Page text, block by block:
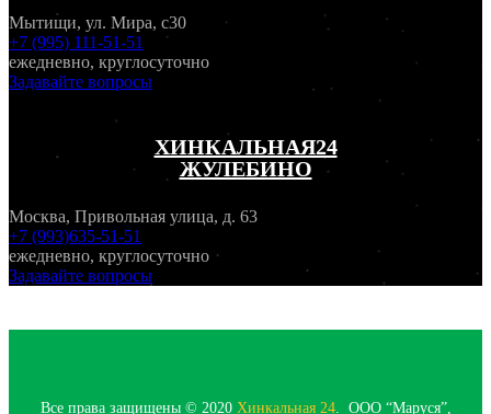
Мытищи, ул. Мира, с30
+7 (995) 111-51-51
ежедневно, круглосуточно
Задавайте вопросы
ХИНКАЛЬНАЯ24
ЖУЛЕБИНО
Москва, Привольная улица, д. 63
+7 (993)635-51-51
ежедневно, круглосуточно
Задавайте вопросы
Все права защищены © 2020 Хинкальная 24. ООО “Маруся”,